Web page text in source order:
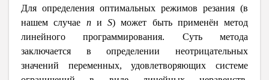
Для определения оптимальных режимов резания (в
нашем случае nи S) может быть применён метод
линейного программирования. Суть метода
заключается в определении неотрицательных
значений переменных, удовлетворяющих системе